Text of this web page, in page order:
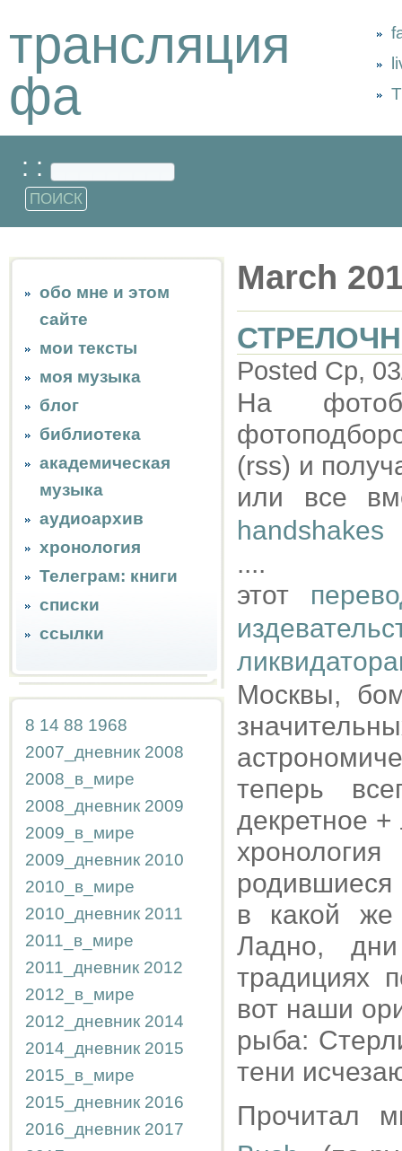
трансляция
фа
: :
обо мне и этом
сайте
мои тексты
моя музыка
блог
библиотека
академическая
музыка
аудиоархив
хронология
Телеграм: книги
списки
ссылки
8 14 88 1968
2007_дневник 2008
2008_в_мире
2008_дневник 2009
2009_в_мире
2009_дневник 2010
2010_в_мире
2010_дневник 2011
2011_в_мире
2011_дневник 2012
2012_в_мире
2012_дневник 2014
2014_дневник 2015
2015_в_мире
2015_дневник 2016
2016_дневник 2017
March
Posted Ср,
На
(rss) и
или все
handshakes
....
этот
Москвы,
теперь
декретное
в какой
Ладно,
традициях
вот наши
рыба:
тени
Прочитал